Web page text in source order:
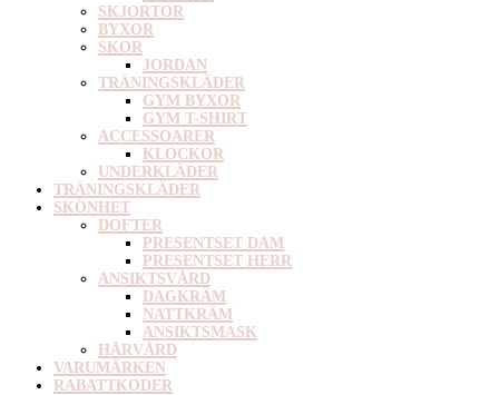
SKJORTOR
BYXOR
SKOR
JORDAN
TRÄNINGSKLÄDER
GYM BYXOR
GYM T-SHIRT
ACCESSOARER
KLOCKOR
UNDERKLÄDER
TRÄNINGSKLÄDER
SKÖNHET
DOFTER
PRESENTSET DAM
PRESENTSET HERR
ANSIKTSVÅRD
DAGKRÄM
NATTKRÄM
ANSIKTSMASK
HÅRVÅRD
VARUMÄRKEN
RABATTKODER